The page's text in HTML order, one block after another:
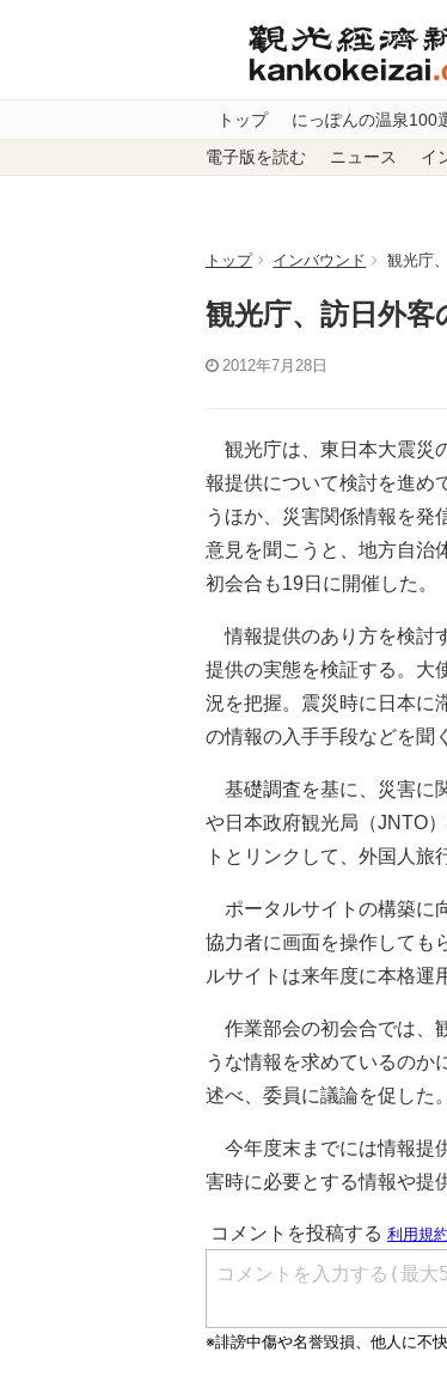
トップ にっぽんの温泉100
電子版を読む ニュース イ
トップ インバウンド 観光庁
観光庁、訪日外
2012年7月28日
観光庁は、東日本大震災
報提供について検討を進め
うほか、災害関係情報を発
意見を聞こうと、地方自治
初会合も19日に開催した。
情報提供のあり方を検討
提供の実態を検証する。大
況を把握。震災時に日本に
の情報の入手手段などを聞
基礎調査を基に、災害に
や日本政府観光局（JNTO
トとリンクして、外国人旅
ポータルサイトの構築に
協力者に画面を操作しても
ルサイトは来年度に本格運
作業部会の初会合では、
うな情報を求めているのか
述べ、委員に議論を促した。
今年度末までには情報提
害時に必要とする情報や提